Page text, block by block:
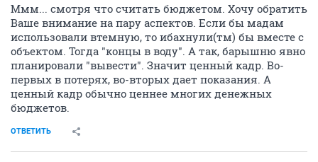
Ммм... смотря что считать бюджетом. Хочу обратить
Ваше внимание на пару аспектов. Если бы мадам
использовали втемную, то ибахнули(тм) бы вместе с
объектом. Тогда "концы в воду". А так, барышню явно
планировали "вывести". Значит ценный кадр. Во-
первых в потерях, во-вторых дает показания. А
ценный кадр обычно ценнее многих денежных
бюджетов.
ОТВЕТИТЬ